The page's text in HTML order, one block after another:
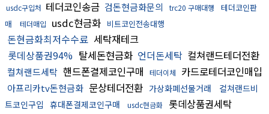
usdc구입처 테더코인송금 검돈현금화문의 trc20 구매대행
테더코인판
매
테더매입 usdc현금화 비트코인전송대행
돈현금화최저수수료 세탁재테크
롯데상품권94% 탈세돈현금화 언더돈세탁 컬쳐랜드테더전환
컬쳐랜드세탁 핸드폰결제코인구매 테더이체 카드로테더코인매입
아프리카tv돈현금화 문상테더전환 가상화폐선물거래
컬쳐랜드비
트코인구입 휴대폰결제코인구매 usdc현금화 롯데상품권세탁